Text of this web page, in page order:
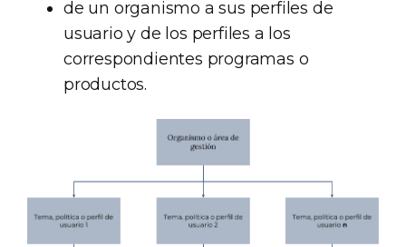
de un organismo a sus perfiles de
usuario y de los perfiles a los
correspondientes programas o
productos.